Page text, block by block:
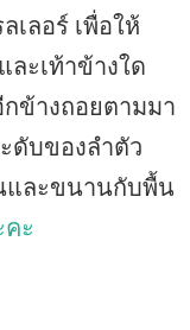
เลอร์ เพื่อให้
ะเท้าข้างใด
ข้างถอยตามมา
ดับของลำตัว
และขนานกับพื้น
ะ